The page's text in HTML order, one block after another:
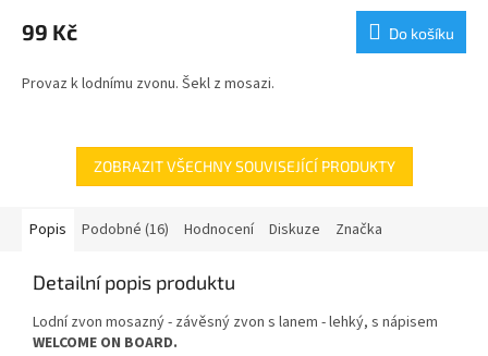
99 Kč Do košíku
Provaz k lodnímu zvonu. Šekl z mosazi.
ZOBRAZIT VŠECHNY SOUVISEJÍCÍ PRODUKTY
Popis Podobné (16) Hodnocení Diskuze Značka
Detailní popis produktu
Lodní zvon mosazný - závěsný zvon s lanem - lehký, s nápisem
WELCOME ON BOARD.